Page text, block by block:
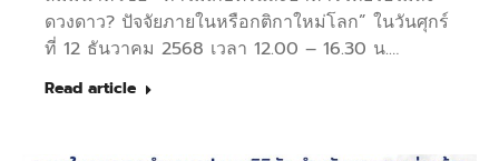
ดวงดาว? ปัจจัยภายในหรือกติกาใหม่โลก” ในวันศุกร์
ที่ 12 ธันวาคม 2568 เวลา 12.00 – 16.30 น.…
Read article